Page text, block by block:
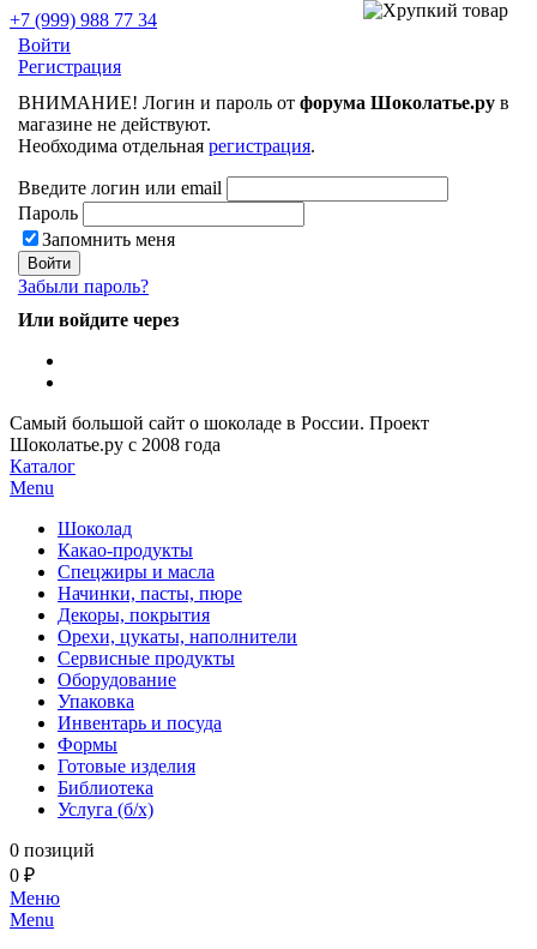
+7 (999) 988 77 34
Войти
Регистрация
ВНИМАНИЕ! Логин и пароль от форума Шоколатье.ру в
магазине не действуют.
Необходима отдельная регистрация.
Введите логин или email
Пароль
Запомнить меня
Забыли пароль?
Или войдите через
Самый большой сайт о шоколаде в России. Проект
Шоколатье.ру с 2008 года
Каталог
Menu
Шоколад
Какао-продукты
Спецжиры и масла
Начинки, пасты, пюре
Декоры, покрытия
Орехи, цукаты, наполнители
Сервисные продукты
Оборудование
Упаковка
Инвентарь и посуда
Формы
Готовые изделия
Библиотека
Услуга (б/х)
0 позиций
0 ₽
Меню
Menu